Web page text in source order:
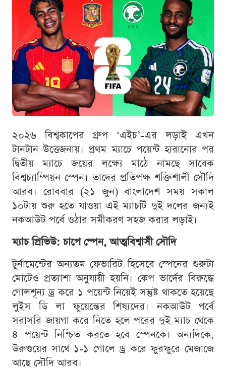
২০২৬ বিশ্বকাপের গ্রুপ ‘এইচ’-এর লড়াই এখন
টানটান উত্তেজনায়। প্রথম ম্যাচে পয়েন্ট হারানোর পর
দ্বিতীয় ম্যাচে জয়ের লক্ষ্যে মাঠে নামছে সাবেক
বিশ্বচ্যাম্পিয়ন স্পেন। তাদের প্রতিপক্ষ শক্তিশালী সৌদি
আরব। রোববার (২১ জুন) বাংলাদেশ সময় সকাল
১০টায় শুরু হতে যাওয়া এই ম্যাচটি দুই দলের জন্যই
নকআউট পর্বে ওঠার সমীকরণ সহজ করার লড়াই।
ম্যাচ প্রিভিউ: চাপে স্পেন, আত্মবিশ্বাসী সৌদি
টুর্নামেন্টের অন্যতম ফেভারিট হিসেবে স্পেনের শুরুটা
মোটেও প্রত্যাশা অনুযায়ী হয়নি। কেপ ভার্দের বিরুদ্ধে
গোলশূন্য ড্র করে ১ পয়েন্ট নিয়েই সন্তুষ্ট থাকতে হয়েছে
লুইস ডি লা ফুয়েন্তের শিষ্যদের। নকআউট পর্বে
সরাসরি জায়গা করে নিতে হলে পরের দুই ম্যাচ থেকে
৪ পয়েন্ট নিশ্চিত করতে হবে স্পেনকে। অন্যদিকে,
উরুগুয়ের সাথে ১-১ গোলে ড্র করে ফুরফুরে মেজাজে
আছে সৌদি আরব।